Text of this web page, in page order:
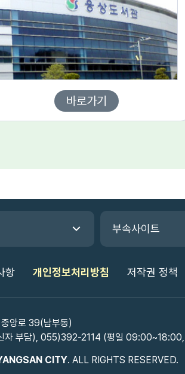
바로가기
부속사이트
항 개인정보처리방침 저작권 정책
앙로 39(남부동)
부담), 055)392-2114 (평일 09:00~18:00,
CITY. ALL RIGHTS RESERVED.